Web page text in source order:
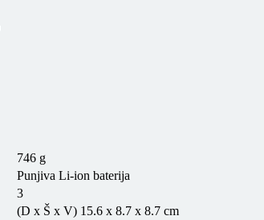
746 g
Punjiva Li-ion baterija
3
(D x Š x V) 15.6 x 8.7 x 8.7 cm